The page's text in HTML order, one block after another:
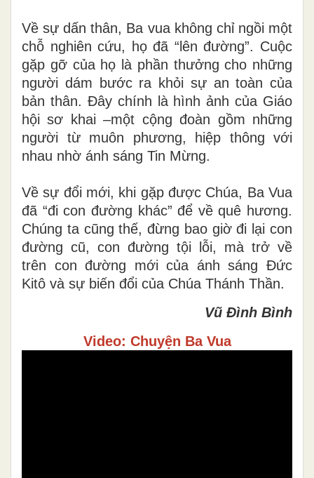
Về sự dấn thân, Ba vua không chỉ ngồi một
chỗ nghiên cứu, họ đã “lên đường”. Cuộc
gặp gỡ của họ là phần thưởng cho những
người dám bước ra khỏi sự an toàn của
bản thân. Đây chính là hình ảnh của Giáo
hội sơ khai –một cộng đoàn gồm những
người từ muôn phương, hiệp thông với
nhau nhờ ánh sáng Tin Mừng.
Về sự đổi mới, khi gặp được Chúa, Ba Vua
đã “đi con đường khác” để về quê hương.
Chúng ta cũng thế, đừng bao giờ đi lại con
đường cũ, con đường tội lỗi, mà trở về
trên con đường mới của ánh sáng Đức
Kitô và sự biến đổi của Chúa Thánh Thần.
Vũ Đình Bình
Video: Chuyện Ba Vua